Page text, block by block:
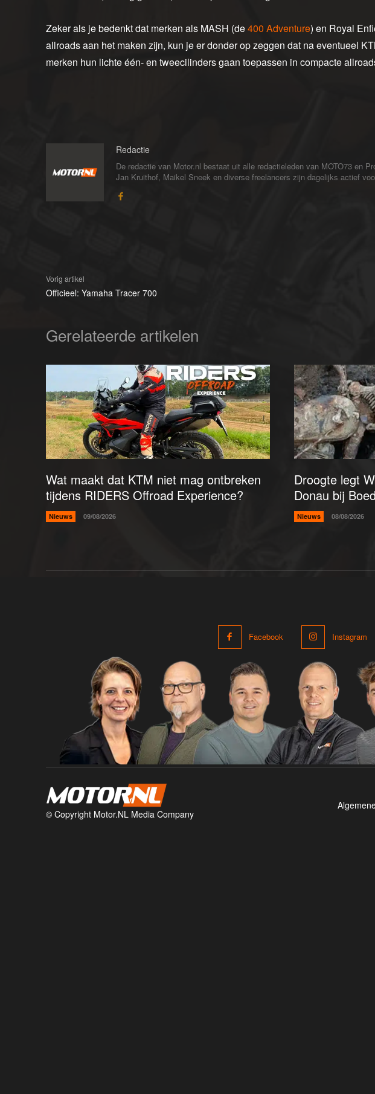
Zeker als je bedenkt dat merken als MASH (de400 Adventure) en Royal
allroads aan het maken zijn, kun je er donder op zeggen dat na eventueel
merken hun lichte één- en tweecilinders gaan toepassen in compacte
Redactie
De redactie van Motor.nl bestaat uit alle redactieleden van MOTO73 en
Jan Kruithof, Maikel Sneek en diverse freelancers zijn dagelijks actief
Vorig artikel
Officieel: Yamaha Tracer 700
Gerelateerde artikelen
Wat maakt dat KTM niet mag ontbreken
tijdens RIDERS Offroad Experience?
Nieuws 09/08/2026
Droogte legt
Donau bij
Nieuws 08/08/2026
Facebook Instagram
© Copyright Motor.NL Media Company